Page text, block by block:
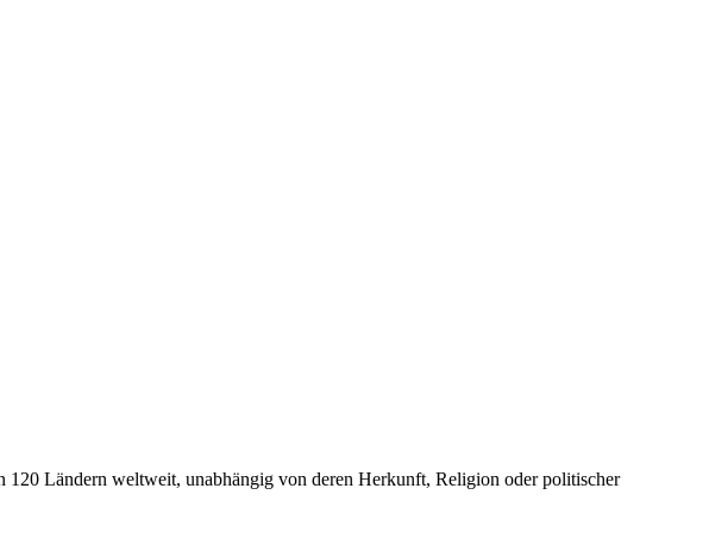
Ländern weltweit, unabhängig von deren Herkunft, Religion oder politischer